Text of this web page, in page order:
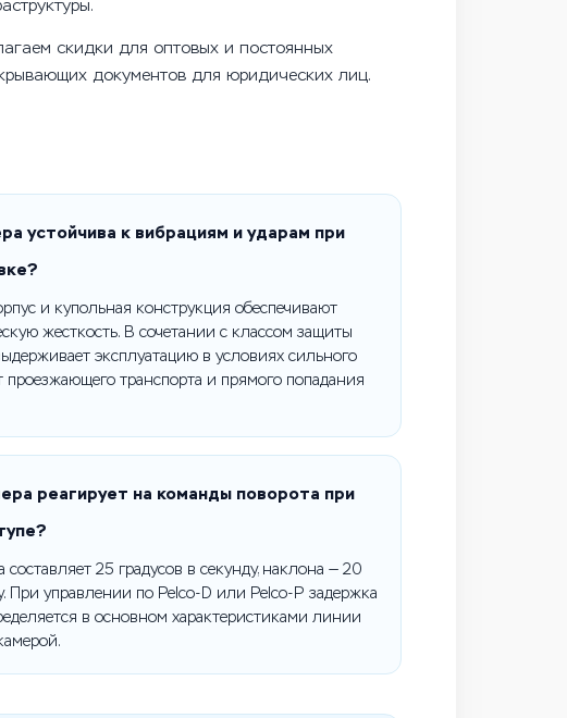
скидки для оптовых и постоянных
документов для юридических лиц.
устойчива к вибрациям и ударам при
и купольная конструкция обеспечивают
жесткость. В сочетании с классом защиты
эксплуатацию в условиях сильного
проезжающего транспорта и прямого попадания
реагирует на команды поворота при
составляет 25 градусов в секунду, наклона — 20
При управлении по Pelco-D или Pelco-P задержка
в основном характеристиками линии